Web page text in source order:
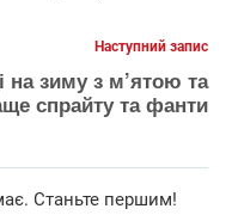
Наступний запис
на зиму з м’ятою та
спрайту та фанти
Станьте першим!